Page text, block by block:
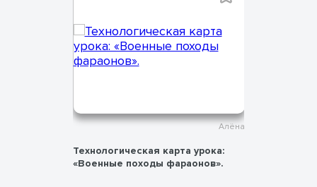
Алёна
Технологическая карта урока:
«Военные походы фараонов».